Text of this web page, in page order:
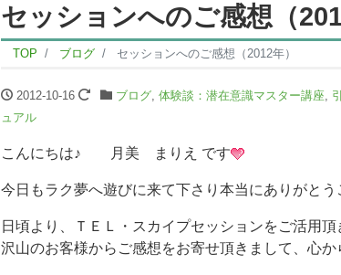
セッションへのご感想（
TOP ブログ セッションへのご感想（2012年）
2012-10-16 ブログ, 体験談：潜在意識マスター講座,
ュアル
こんにちは♪ 月美 まりえ です
今日もラク夢へ遊びに来て下さり本当にありがとう
日頃より、ＴＥＬ・スカイプセッションをご活用頂
沢山のお客様からご感想をお寄せ頂きまして、心か